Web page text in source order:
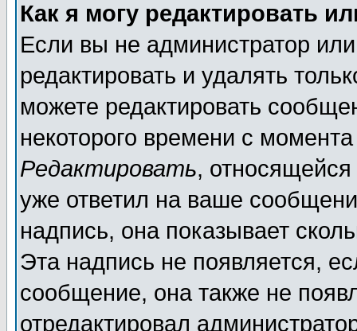
Как я могу редактировать
Если вы не администратор
редактировать и удалять
можете редактировать
некоторого времени с
Редактировать,
уже ответил на ваше
надпись, она показывает
Эта надпись не появляется,
сообщение, она также не
отредактировал